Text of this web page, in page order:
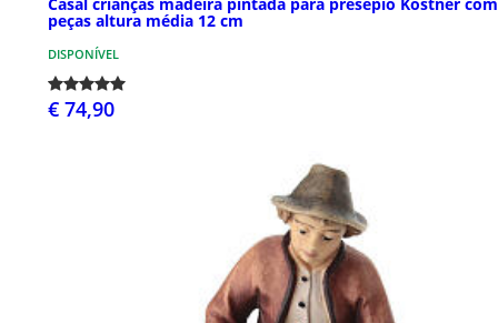
Casal crianças madeira pintada para presépio Kostner com
peças altura média 12 cm
DISPONÍVEL
€ 74,90